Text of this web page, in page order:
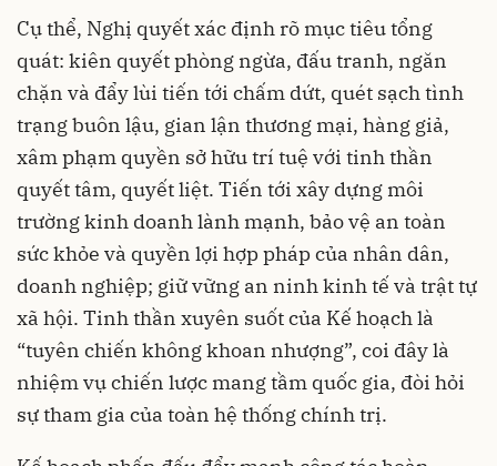
Cụ thể, Nghị quyết xác định rõ mục tiêu tổng
quát: kiên quyết phòng ngừa, đấu tranh, ngăn
chặn và đẩy lùi tiến tới chấm dứt, quét sạch tình
trạng buôn lậu, gian lận thương mại, hàng giả,
xâm phạm quyền sở hữu trí tuệ với tinh thần
quyết tâm, quyết liệt. Tiến tới xây dựng môi
trường kinh doanh lành mạnh, bảo vệ an toàn
sức khỏe và quyền lợi hợp pháp của nhân dân,
doanh nghiệp; giữ vững an ninh kinh tế và trật tự
xã hội. Tinh thần xuyên suốt của Kế hoạch là
“tuyên chiến không khoan nhượng”, coi đây là
nhiệm vụ chiến lược mang tầm quốc gia, đòi hỏi
sự tham gia của toàn hệ thống chính trị.